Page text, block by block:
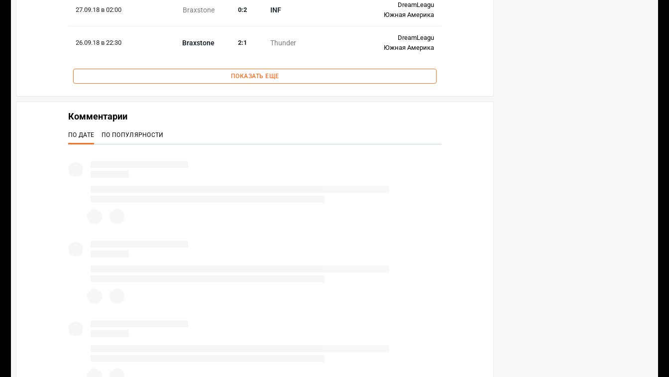
27.09.18 в 02:00 Braxstone INF
0:2
DreamLeagu
Южная Америка
26.09.18 в 22:30 Braxstone Thunder
2:1
DreamLeagu
Южная Америка
ПОКАЗАТЬ ЕЩЕ
Комментарии
ПО ДАТЕ ПО ПОПУЛЯРНОСТИ